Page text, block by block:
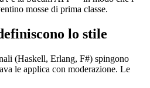
mosse di prima classe.
lo stile
(Haskell, Erlang, F#) spingono
le applica con moderazione. Le